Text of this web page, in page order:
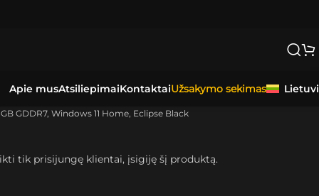
Apie musAtsiliepimaiKontaktaiUžsakymo sekimas
GDDR7, Windows 11 Home, Eclipse Black
tik prisijungę klientai, įsigiję šį produktą.